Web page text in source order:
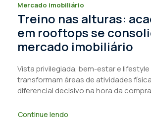
Mercado imobiliário
Treino nas alturas:
em rooftops se
mercado imobiliário
Vista privilegiada, bem-estar e
transformam áreas de atividades
diferencial decisivo na hora da
Continue lendo